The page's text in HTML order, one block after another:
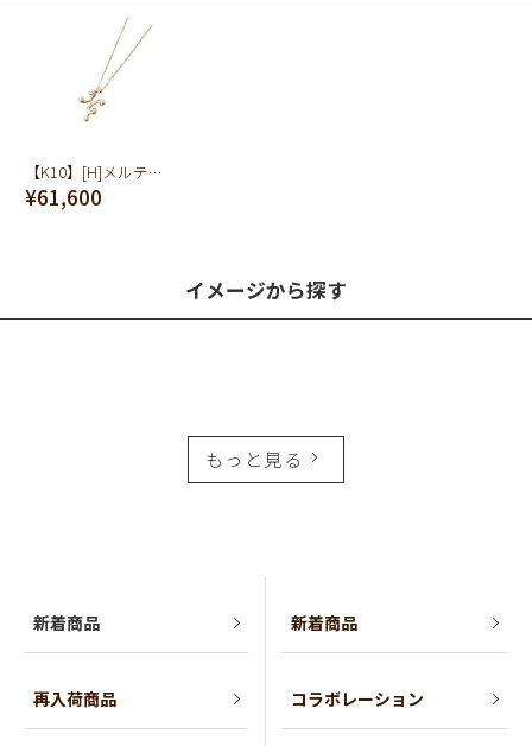
【K10】[H]メルティー アルファベット ネックレス
¥61,600
イメージから探す
もっと見る
新着商品
再入荷商品
新着商品
コラボレーション